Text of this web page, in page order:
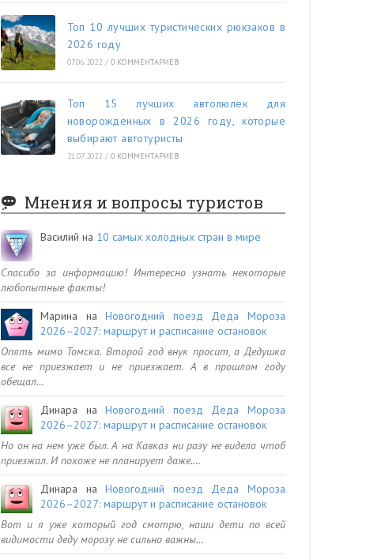
Топ 10 лучших туристических рюкзаков в
2026 году
07.06.2022 / 0 КОММЕНТАРИЕВ
Топ 15 лучших автолюлек для
новорожденных в 2026 году, которые
выбирают автотуристы
21.07.2022 / 0 КОММЕНТАРИЕВ
Мнения и вопросы туристов
Василий на 10 самых холодных стран в мире
Спасибо за информацию! Интересно узнать некоторые
любопытные факты!
Марина наНовогодний поезд Деда Мороза
2026–2027: маршрут и расписание остановок
Опять мимо Томска. Второй год внук просит, а Дедушка
все не приезжает и не приезжает. А в прошлом году
обещал…
Динара наНовогодний поезд Деда Мороза
2026–2027: маршрут и расписание остановок
Но он на нем уже был. А на Кавказ ни разу не видела чтоб
приезжал. И похоже не планирует даже.…
Динара наНовогодний поезд Деда Мороза
2026–2027: маршрут и расписание остановок
Вот и я уже который год смотрю, наши дети по всей
видимости деду морозу не сильно важны…